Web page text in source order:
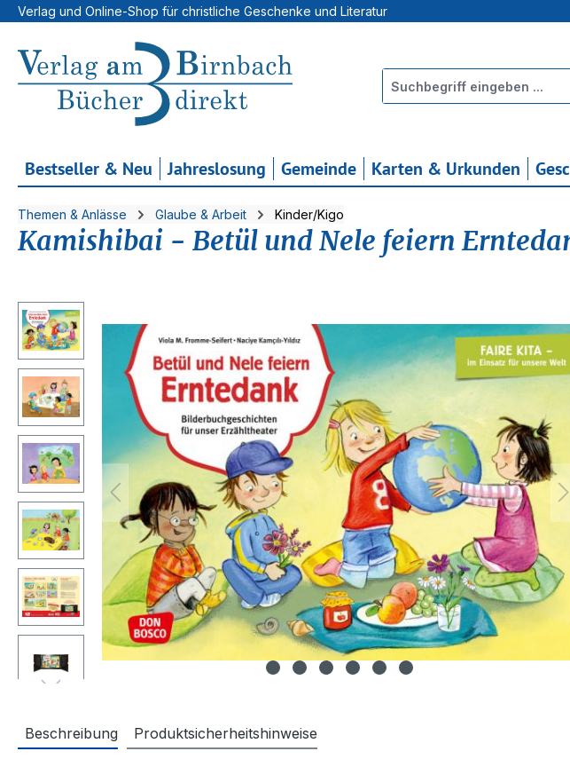
Hauptinhalt springen
Zur Suche springen
Zur Hauptnavigation springen
Verlag und Online-Shop für christliche Geschenke und Literatur
Bestseller & Neu Jahreslosung Gemeinde Karten & Urkunden
Themen & Anlässe Glaube & Arbeit Kinder/Kigo
Kamishibai - Betül und Nele feiern
Bildergalerie überspringen
Beschreibung Produktsicherheitshinweise